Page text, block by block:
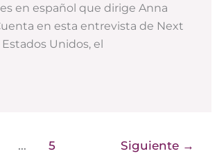
en español que dirige Anna
en esta entrevista de Next
Unidos, el
… 5 Siguiente →